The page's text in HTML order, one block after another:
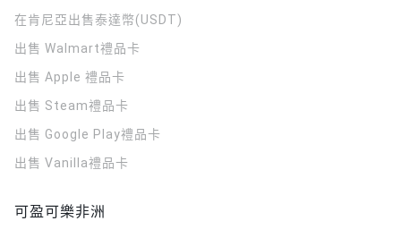
在肯尼亞出售泰達幣(USDT)
出售 Walmart禮品卡
出售 Apple 禮品卡
出售 Steam禮品卡
出售 Google Play禮品卡
出售 Vanilla禮品卡
可盈可樂非洲